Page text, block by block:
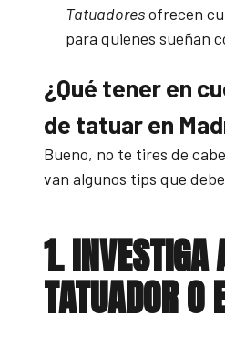
Tatuadoresofrecen
para quienes sueñan
¿Qué tener en
de tatuar en
Bueno, no te tires de
van algunos tips que
1. INVESTIGA
TATUADOR O